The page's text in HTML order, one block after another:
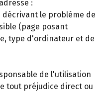
:
le problème de
(page posant
type d'ordinateur et de
de l'utilisation
tout préjudice direct ou